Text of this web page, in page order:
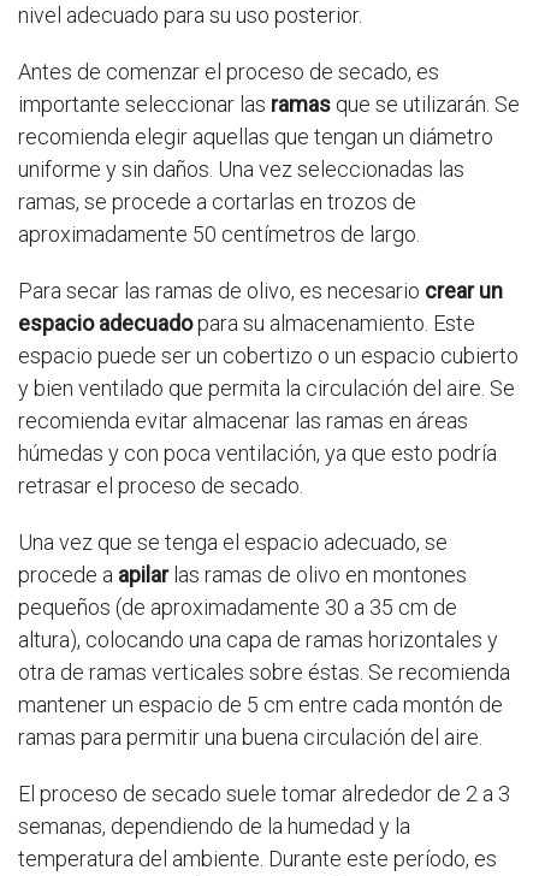
nivel adecuado para su uso posterior.
Antes de comenzar el proceso de secado, es
importante seleccionar las ramas que se utilizarán. Se
recomienda elegir aquellas que tengan un diámetro
uniforme y sin daños. Una vez seleccionadas las
ramas, se procede a cortarlas en trozos de
aproximadamente 50 centímetros de largo.
Para secar las ramas de olivo, es necesario crear un
espacio adecuadopara su almacenamiento. Este
espacio puede ser un cobertizo o un espacio cubierto
y bien ventilado que permita la circulación del aire. Se
recomienda evitar almacenar las ramas en áreas
húmedas y con poca ventilación, ya que esto podría
retrasar el proceso de secado.
Una vez que se tenga el espacio adecuado, se
procede a apilarlas ramas de olivo en montones
pequeños (de aproximadamente 30 a 35 cm de
altura), colocando una capa de ramas horizontales y
otra de ramas verticales sobre éstas. Se recomienda
mantener un espacio de 5 cm entre cada montón de
ramas para permitir una buena circulación del aire.
El proceso de secado suele tomar alrededor de 2 a 3
semanas, dependiendo de la humedad y la
temperatura del ambiente. Durante este período, es